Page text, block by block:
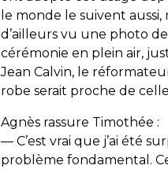
le monde le suivent
d’ailleurs vu une photo
cérémonie en plein air,
Jean Calvin, le
robe serait proche de
Agnès rassure Timothée :
— C’est vrai que j’ai été
problème fondamental.